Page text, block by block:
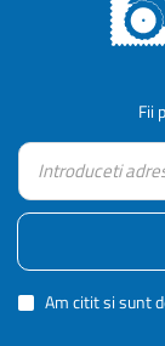
Fii
Am citit si sunt